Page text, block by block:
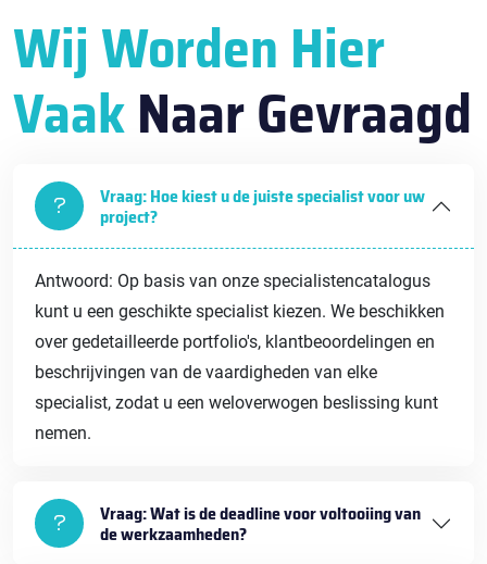
Wij Worden Hier
VaakNaar Gevraagd
Vraag: Hoe kiest u de juiste specialist voor uw
project?
Antwoord: Op basis van onze specialistencatalogus
kunt u een geschikte specialist kiezen. We beschikken
over gedetailleerde portfolio's, klantbeoordelingen en
beschrijvingen van de vaardigheden van elke
specialist, zodat u een weloverwogen beslissing kunt
nemen.
Vraag: Wat is de deadline voor voltooiing van
de werkzaamheden?